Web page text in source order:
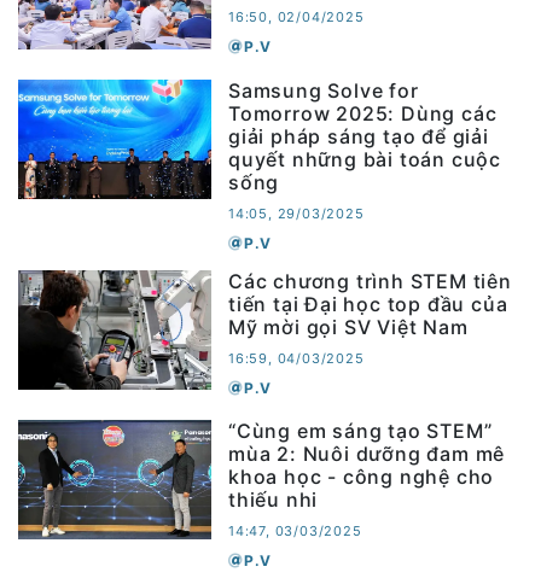
16:50, 02/04/2025
P.V
Samsung Solve for
Tomorrow 2025: Dùng các
giải pháp sáng tạo để giải
quyết những bài toán cuộc
sống
14:05, 29/03/2025
P.V
Các chương trình STEM tiên
tiến tại Đại học top đầu của
Mỹ mời gọi SV Việt Nam
16:59, 04/03/2025
P.V
“Cùng em sáng tạo STEM”
mùa 2: Nuôi dưỡng đam mê
khoa học - công nghệ cho
thiếu nhi
14:47, 03/03/2025
P.V